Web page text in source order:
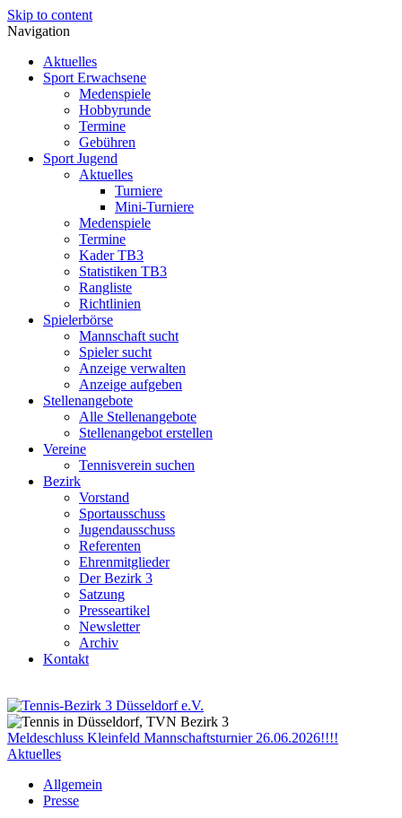
Skip to content
Navigation
Aktuelles
Sport Erwachsene
Medenspiele
Hobbyrunde
Termine
Gebühren
Sport Jugend
Aktuelles
Turniere
Mini-Turniere
Medenspiele
Termine
Kader TB3
Statistiken TB3
Rangliste
Richtlinien
Spielerbörse
Mannschaft sucht
Spieler sucht
Anzeige verwalten
Anzeige aufgeben
Stellenangebote
Alle Stellenangebote
Stellenangebot erstellen
Vereine
Tennisverein suchen
Bezirk
Vorstand
Sportausschuss
Jugendausschuss
Referenten
Ehrenmitglieder
Der Bezirk 3
Satzung
Presseartikel
Newsletter
Archiv
Kontakt
Meldeschluss Kleinfeld Mannschaftsturnier 26.06.2026!!!!
Aktuelles
Allgemein
Presse